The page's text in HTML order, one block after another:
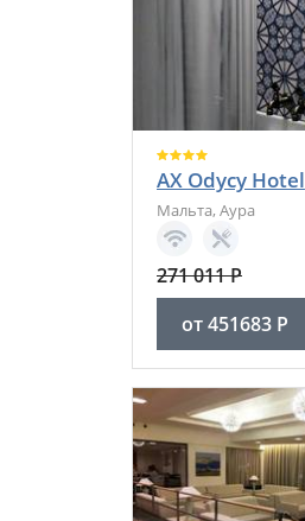
AX Odycy Hotel
Мальта, Аура
271 011Р
от451683 Р